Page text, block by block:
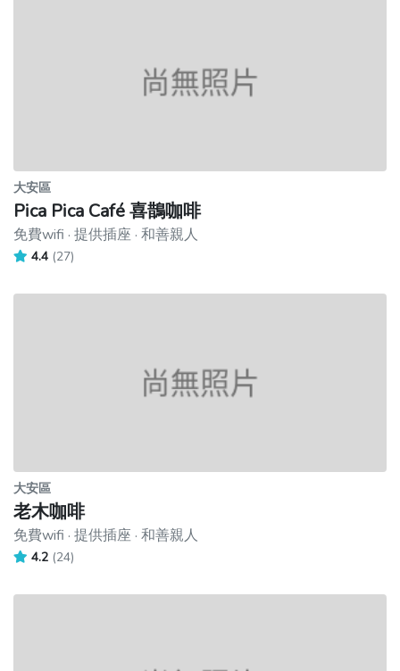
大安區
Pica Pica Café 喜鵲咖啡
免費wifi · 提供插座 · 和善親人
4.4 (27)
大安區
老木咖啡
免費wifi · 提供插座 · 和善親人
4.2 (24)